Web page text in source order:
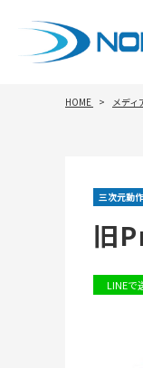
HOME メディ
三次元動
旧
LINEで